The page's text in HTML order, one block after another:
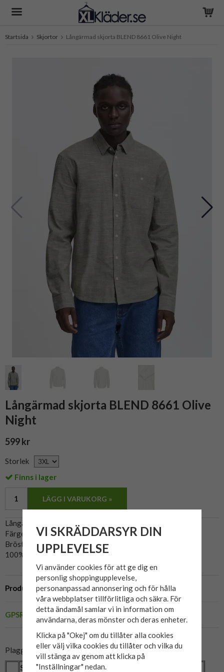
Startsida Skjortor Långärmad skjorta BLEND 8661 Olive Night
Långärmad skjorta BLEND 8661 Olive
Night
599 kr
Storlek
Finns i lager
LÄGG I VARUKORG »
Produktbeskrivning
GPSR
Långärmad skjorta tillverkad av Blend.
Färgen är Olive Night/olivgrön.
Bröstficka med knapp.
100% bomull.
Plaggets mått:
Storlek
2XL
VI SKRÄDDARSYR DIN
UPPLEVELSE
Vi använder cookies för att ge dig en
personlig shoppingupplevelse,
personanpassad annonsering och för hålla
våra webbplatser tillförlitliga och säkra. För
detta ändamål samlar vi in information om
användarna, deras mönster och deras enheter.
Klicka på "Okej" om du tillåter alla cookies
eller välj vilka cookies du tillåter och vilka du
vill stänga av genom att klicka på
"Inställningar" nedan.